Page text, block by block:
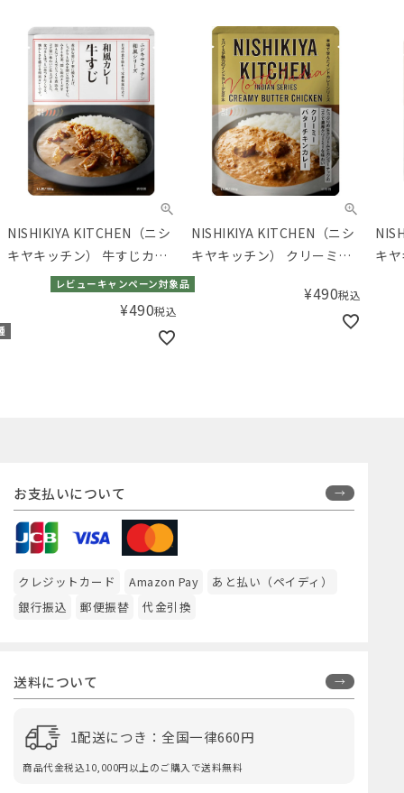
NISHIKIYA KITCHEN（ニシ
キヤキッチン） 牛すじカレ
レビューキャンペーン対象品
¥490税込
NISHIKIYA KITCHEN（ニシ
キヤキッチン） クリーミー
バターチキンカレー180g
¥490税込
キ
お支払いについて
クレジットカード Amazon Pay
あと払い（ペイディ）
銀行振込
郵便振替 代金引換
送料について
1配送につき：全国一律660円
商品代金税込10,000円以上のご購入で送料無料